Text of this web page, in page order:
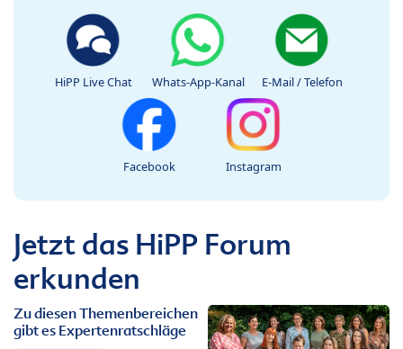
HiPP Live Chat Whats-App-Kanal E-Mail / Telefon
Facebook Instagram
Jetzt das HiPP Forum
erkunden
Zu diesen Themenbereichen
gibt es Expertenratschläge